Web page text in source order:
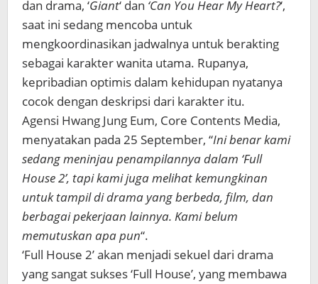
dan drama, ‘Giant‘ dan ‘Can You Hear My Heart?‘,
saat ini sedang mencoba untuk
mengkoordinasikan jadwalnya untuk berakting
sebagai karakter wanita utama. Rupanya,
kepribadian optimis dalam kehidupan nyatanya
cocok dengan deskripsi dari karakter itu.
Agensi Hwang Jung Eum, Core Contents Media,
menyatakan pada 25 September, “Ini benar kami
sedang meninjau penampilannya dalam ‘Full
House 2’, tapi kami juga melihat kemungkinan
untuk tampil di drama yang berbeda, film, dan
berbagai pekerjaan lainnya. Kami belum
memutuskan apa pun“.
‘Full House 2’ akan menjadi sekuel dari drama
yang sangat sukses ‘Full House’, yang membawa